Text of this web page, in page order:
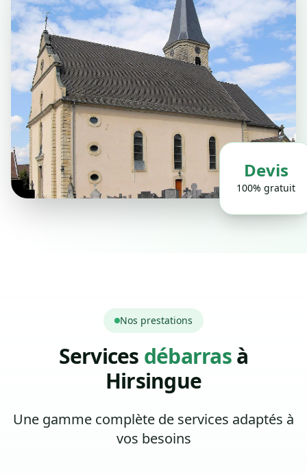
Devis
100% gratuit
Nos prestations
Services débarrasà
Hirsingue
Une gamme complète de services adaptés à
vos besoins